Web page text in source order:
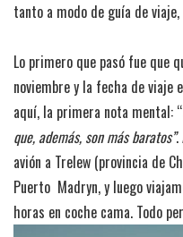
tanto a modo de guía de
Lo primero que pasó fue que
noviembre y la fecha de viaje
aquí, la primera nota mental: “
que, además, son más baratos”.
avión a Trelew (provincia de
Puerto Madryn, y luego
horas en coche cama. Todo